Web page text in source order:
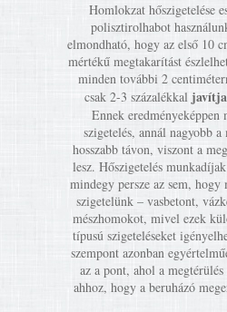
Homlokzat hőszigetelése
polisztirolhabot
elmondható, hogy az első 10
mértékű megtakarítást
minden további 2
csak 2-3 százalékkal
Ennek eredményeképpen
szigetelés, annál nagyobb
hosszabb távon, viszont a
lesz. Hőszigetelés
mindegy persze az sem,
szigetelünk – vasbetont,
mészhomokot, mivel ezek
típusú szigeteléseket
szempont azonban
az a pont, ahol a
ahhoz, hogy a beruházó